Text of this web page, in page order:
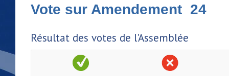
Vote sur Amendement 24
Résultat des votes de l'Assemblée